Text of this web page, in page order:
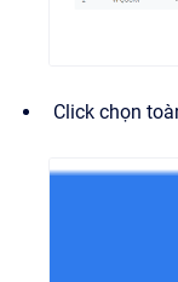
Click chọn